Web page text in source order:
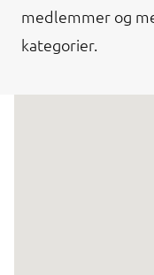
medlemmer og
kategorier.